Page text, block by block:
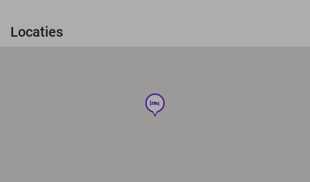
Locaties
hotel